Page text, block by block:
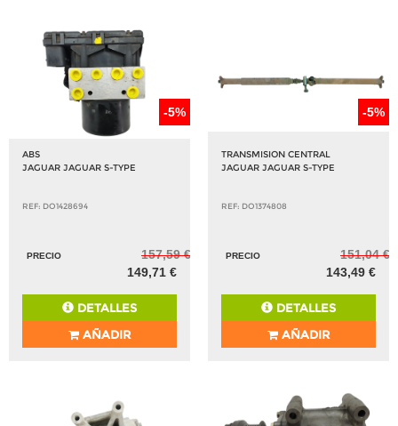
-5%
ABS
JAGUAR JAGUAR S-TYPE
REF: DO1428694
PRECIO
157,59 €
149,71 €
DETALLES
AÑADIR
-5%
TRANSMISION CENTRAL
JAGUAR JAGUAR S-TYPE
REF: DO1374808
PRECIO
151,04 €
143,49 €
DETALLES
AÑADIR